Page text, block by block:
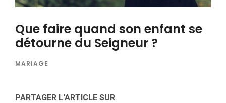
Que faire quand son enfant se
détourne du Seigneur ?
MARIAGE
PARTAGER L'ARTICLE SUR